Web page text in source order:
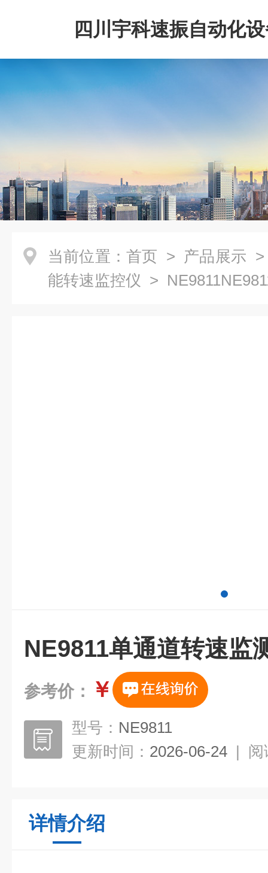
四川宇科速振自动化
公司
当前位置： 首页 > 产品展示
能转速监控仪 >
NE9811单通道转速监
参考价： ￥
型号： NE9811
更新时间： 2026-06-24 | 阅
详情介绍